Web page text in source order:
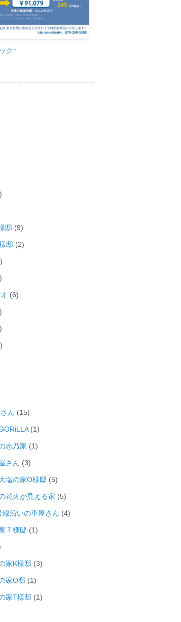
ク↑
邸 (9)
邸 (2)
(6)
ん (15)
(1)
志乃家 (1)
さん (3)
塩の家O様邸 (5)
花火が見える家 (5)
線沿いの車屋さん (4)
Ｔ様邸 (1)
家K様邸 (3)
家O邸 (1)
家T様邸 (1)